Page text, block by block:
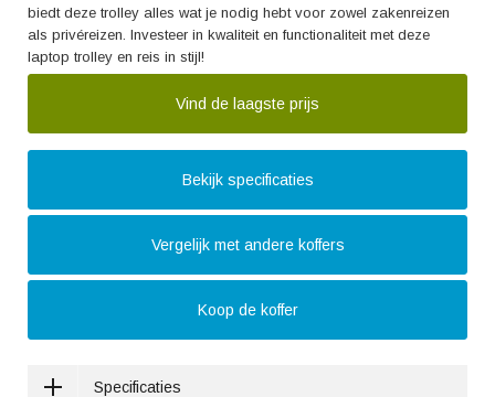
biedt deze trolley alles wat je nodig hebt voor zowel zakenreizen
als privéreizen. Investeer in kwaliteit en functionaliteit met deze
laptop trolley en reis in stijl!
Vind de laagste prijs
Bekijk specificaties
Vergelijk met andere koffers
Koop de koffer
Specificaties